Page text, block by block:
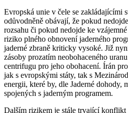
Evropská unie v čele se zakládajícími
odůvodněně obávají, že pokud
rozsahu či pokud nedojde ke
riziko plného obnovení jaderného
jaderné zbraně kriticky vysoké. Již
zásoby prozatím neobohaceného
centrifugu pro jeho obohacení. Írán
jak s evropskými státy, tak s
energii, které by, dle Jaderné dohody,
spojených s jaderným programem.
Dalším rizikem je stále trvající konflikt